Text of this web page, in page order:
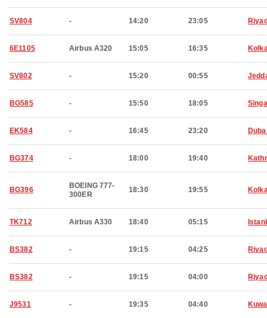
SV804 - 14:20 23:05
6E1105 Airbus A320 15:05 16:35
SV802 - 15:20 00:55
BG585 - 15:50 18:05
EK584 - 16:45 23:20
BG374 - 18:00 19:40
BG396
BOEING 777-
300ER
18:30 19:55
TK712 Airbus A330 18:40 05:15
BS382 - 19:15 04:25
BS382 - 19:15 04:00
J9531 - 19:35 04:40